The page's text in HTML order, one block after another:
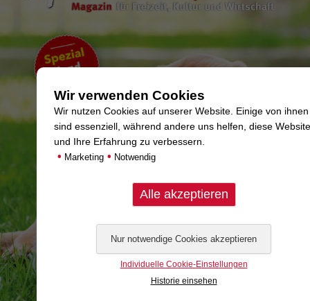
Wir verwenden Cookies
Wir nutzen Cookies auf unserer Website. Einige von ihnen
sind essenziell, während andere uns helfen, diese Website
und Ihre Erfahrung zu verbessern.
• Marketing • Notwendig
Individuelle Cookie-Einstellungen
Historie einsehen